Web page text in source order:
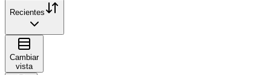
Recientes
Cambiar
vista